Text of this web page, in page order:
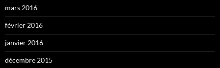
mars 2016
février 2016
janvier 2016
décembre 2015